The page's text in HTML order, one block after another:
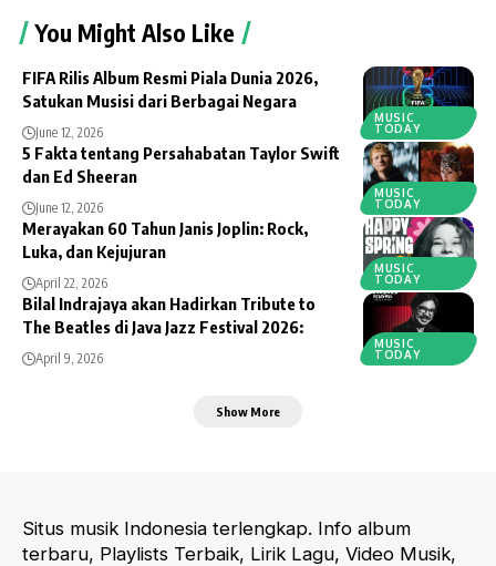
You Might Also Like
MUSIC
TODAY
FIFA Rilis Album Resmi Piala Dunia 2026,
Satukan Musisi dari Berbagai Negara
June 12, 2026
MUSIC
TODAY
5 Fakta tentang Persahabatan Taylor Swift
dan Ed Sheeran
June 12, 2026
MUSIC
TODAY
Merayakan 60 Tahun Janis Joplin: Rock,
Luka, dan Kejujuran
April 22, 2026
MUSIC
TODAY
Bilal Indrajaya akan Hadirkan Tribute to
The Beatles di Java Jazz Festival 2026:
April 9, 2026
Show More
Situs musik Indonesia terlengkap. Info album
terbaru, Playlists Terbaik, Lirik Lagu, Video Musik,